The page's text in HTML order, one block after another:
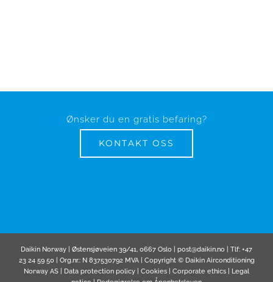
Ønsker du en gratis befaring?
KONTAKT OSS
Daikin Norway | Østensjøveien 39/41, 0667 Oslo | post@daikin.no | Tlf: +47
23 24 59 50 | Org.nr.: N 837530792 MVA | Copyright © Daikin Airconditioning
Norway AS | Data protection policy Cookies Corporate ethics
Legal